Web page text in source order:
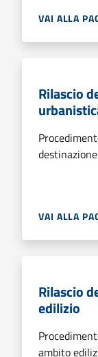
VAI ALLA
Rilascio
VAI ALLA
Rilascio
edilizio
ambito